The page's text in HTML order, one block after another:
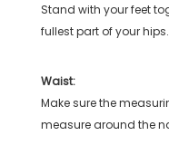
Stand with your feet
fullest part of your hips.
Waist:
Make sure the
measure around the